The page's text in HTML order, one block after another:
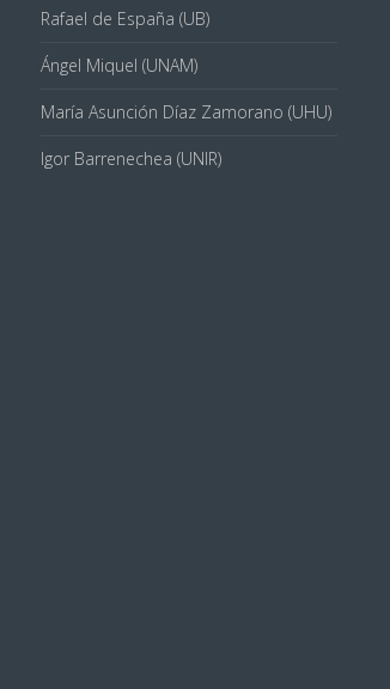
Rafael de España (UB)
Ángel Miquel (UNAM)
María Asunción Díaz Zamorano (UHU)
Igor Barrenechea (UNIR)